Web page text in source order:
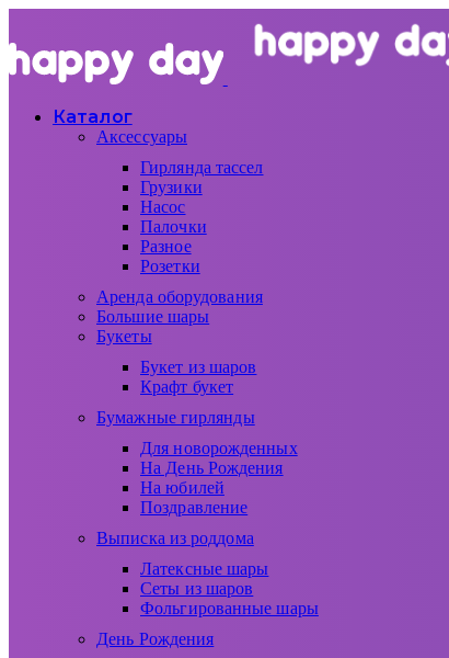
Каталог
Аксессуары
Гирлянда тассел
Грузики
Насос
Палочки
Разное
Розетки
Аренда оборудования
Большие шары
Букеты
Букет из шаров
Крафт букет
Бумажные гирлянды
Для новорожденных
На День Рождения
На юбилей
Поздравление
Выписка из роддома
Латексные шары
Сеты из шаров
Фольгированные шары
День Рождения